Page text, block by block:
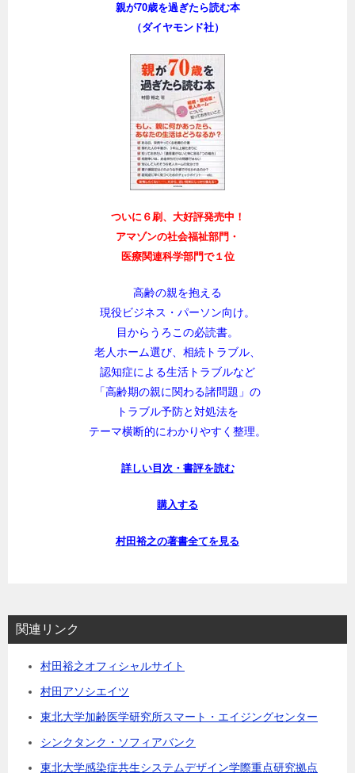
親が70歳を過ぎたら読む本
（ダイヤモンド社）
ついに６刷、大好評発売中！
アマゾンの社会福祉部門・
医療関連科学部門で１位
高齢の親を抱える
現役ビジネス・パーソン向け。
目からうろこの必読書。
老人ホーム選び、相続トラブル、
認知症による生活トラブルなど
「高齢期の親に関わる諸問題」の
トラブル予防と対処法を
テーマ横断的にわかりやすく整理。
詳しい目次・書評を読む
購入する
村田裕之の著書全てを見る
関連リンク
村田裕之オフィシャルサイト
村田アソシエイツ
東北大学加齢医学研究所スマート・エイジングセンター
シンクタンク・ソフィアバンク
東北大学感染症共生システムデザイン学際重点研究拠点